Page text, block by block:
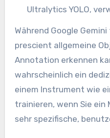
Ultralytics YOLO,
Während Google
prescient allgemeine
Annotation erkennen
wahrscheinlich ein
einem Instrument wie
trainieren, wenn Sie ein
sehr spezifische,